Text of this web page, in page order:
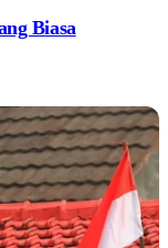
Biasa